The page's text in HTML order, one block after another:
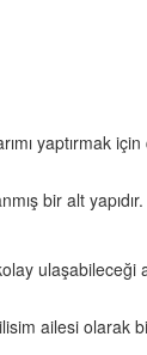
yaptırmak
bir alt yapıdır.
ulaşabileceği
ailesi olarak